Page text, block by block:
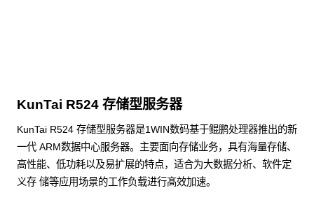
KunTai R524 存储型服务器
KunTai R524 存储型服务器是1WIN数码基于鲲鹏处理器推出的新
一代 ARM数据中心服务器。主要面向存储业务，具有海量存储、
高性能、低功耗以及易扩展的特点，适合为大数据分析、软件定
义存 储等应用场景的工作负载进行髙效加速。